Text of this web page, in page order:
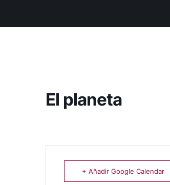
El planeta
+ Añadir Google Calendar